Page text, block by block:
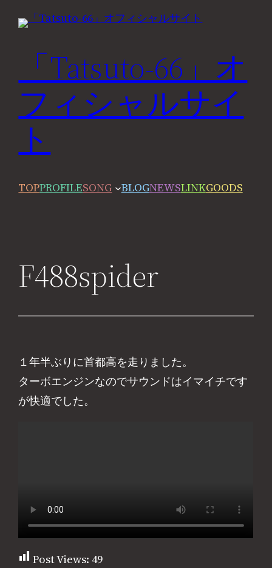
「Tatsuto-66」オ
フィシャルサイ
ト
TOPPROFILESONG BLOGNEWSLINKGOODS
F488spider
１年半ぶりに首都高を走りました。
ターボエンジンなのでサウンドはイマイチです
が快適でした。
Post Views: 49